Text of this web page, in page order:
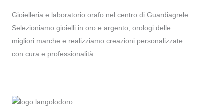
Gioielleria e laboratorio orafo nel centro di Guardiagrele.
Selezioniamo gioielli in oro e argento, orologi delle
migliori marche e realizziamo creazioni personalizzate
con cura e professionalità.